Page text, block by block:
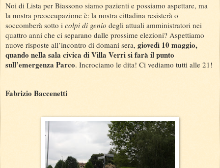
Noi di Lista per Biassono siamo pazienti e possiamo aspettare, ma
la nostra preoccupazione è: la nostra cittadina resisterà o
soccomberà sotto i colpi di genio degli attuali amministratori nei
quattro anni che ci separano dalle prossime elezioni? Aspettiamo
nuove risposte all’incontro di domani sera, giovedì 10 maggio,
quando nella sala civica di Villa Verri si farà il punto
sull’emergenza Parco. Incrociamo le dita! Ci vediamo tutti alle 21!
Fabrizio Baccenetti